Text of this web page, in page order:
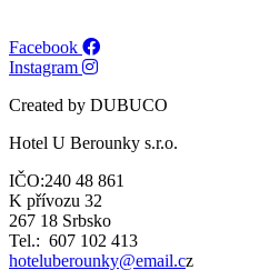
Facebook
Instagram
Created by DUBUCO
Hotel U Berounky s.r.o.
IČO:240 48 861
K přívozu 32
267 18 Srbsko
Tel.: 607 102 413
hoteluberounky@email.cz